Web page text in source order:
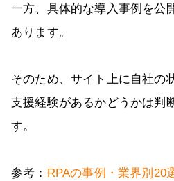
一方、具体的な導入事例を公
あります。
そのため、サイト上に自社の
支援経験があるかどうかは判
す。
参考： RPAの事例・業界別20